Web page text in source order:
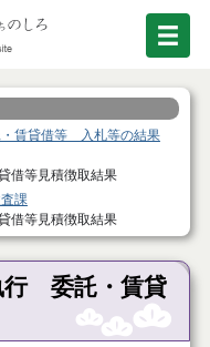
賃貸借等 入札等の結果
借等見積徴取結果
課
借等見積徴取結果
行 委託・賃貸